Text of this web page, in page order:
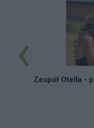
Zespół Otella -
‹